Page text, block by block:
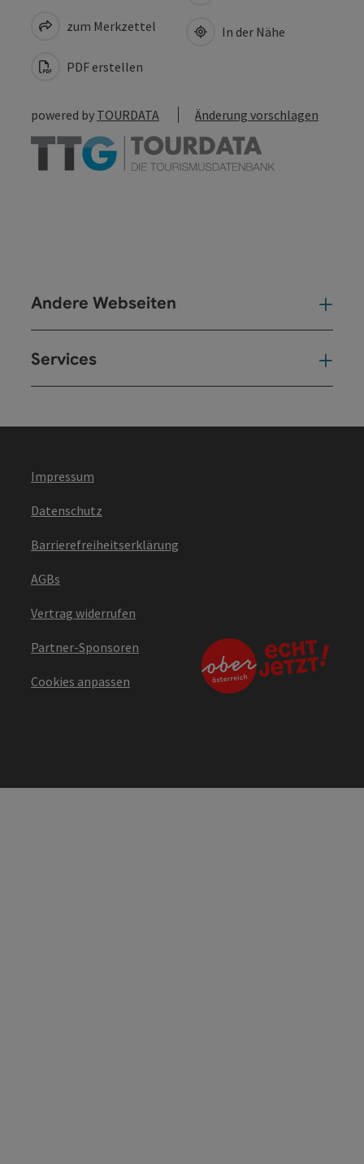
zum Merkzettel
PDF erstellen
In der Nähe
powered by TOURDATA Änderung vorschlagen
Andere Webseiten
Services
Impressum
Datenschutz
Barrierefreiheitserklärung
AGBs
Vertrag widerrufen
Partner-Sponsoren
Cookies anpassen